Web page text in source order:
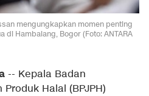
mengungkapkan momen penting
Hambalang, Bogor (Foto: ANTARA
-- Kepala Badan
Halal (BPJPH)